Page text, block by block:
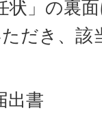
状」の裏
だき、該
出書